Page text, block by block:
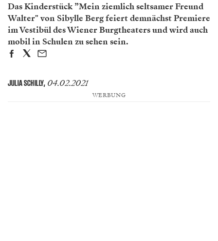
Das Kinderstück ”Mein ziemlich seltsamer Freund
Walter" von Sibylle Berg feiert demnächst Premiere
im Vestibül des Wiener Burgtheaters und wird auch
mobil in Schulen zu sehen sein.
JULIA SCHILLY, 04.02.2021
WERBUNG